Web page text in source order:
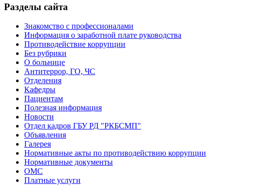
Разделы сайта
Знакомство с профессионалами
Информация о заработной плате руководства
Противодействие коррупции
Без рубрики
О больнице
Антитеррор, ГО, ЧС
Отделения
Кафедры
Пациентам
Полезная информация
Новости
Отдел кадров ГБУ РД "РКБСМП"
Объявления
Галерея
Нормативные акты по противодействию коррупции
Нормативные документы
ОМС
Платные услуги